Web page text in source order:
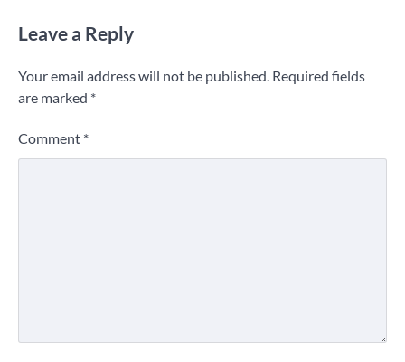
Leave a Reply
Your email address will not be published. Required fields
are marked *
Comment *